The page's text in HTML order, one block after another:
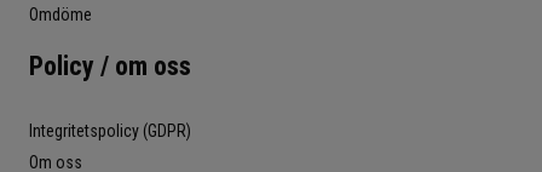
Omdöme
Policy / om oss
Integritetspolicy (GDPR)
Om oss